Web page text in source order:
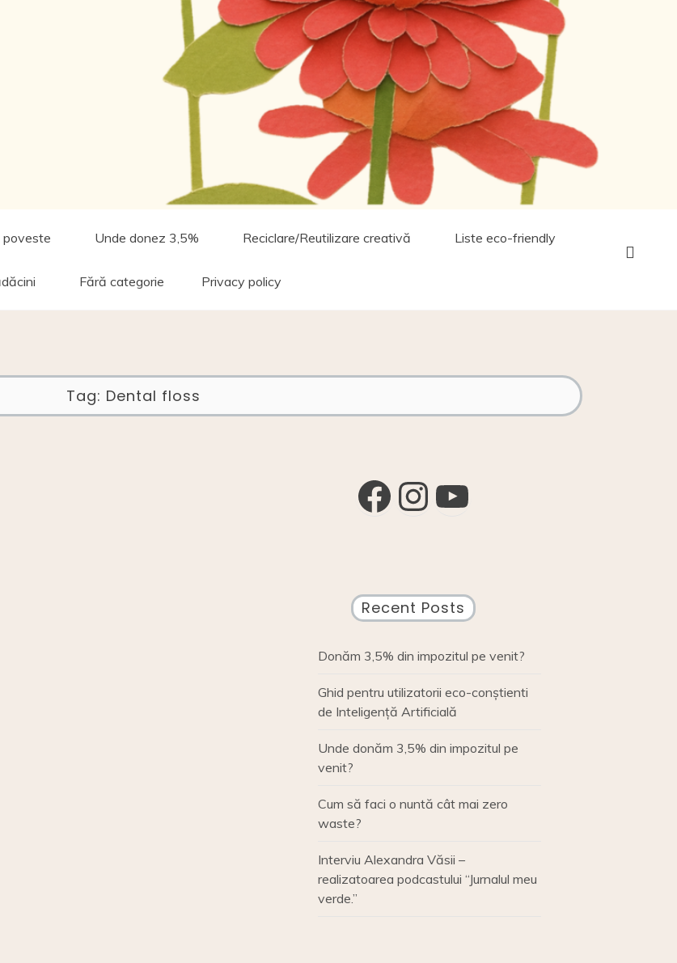
poveste Unde donez 3,5% Reciclare/Reutilizare creativă Liste eco-friendly
Fără categorie Privacy policy
Tag: Dental floss
Facebook
Instagram
YouTube
Recent Posts
Donăm 3,5% din impozitul pe venit?
Ghid pentru utilizatorii eco-conștienti
de Inteligență Artificială
Unde donăm 3,5% din impozitul pe
venit?
Cum să faci o nuntă cât mai zero
waste?
Interviu Alexandra Văsii –
realizatoarea podcastului “Jurnalul meu
verde.”